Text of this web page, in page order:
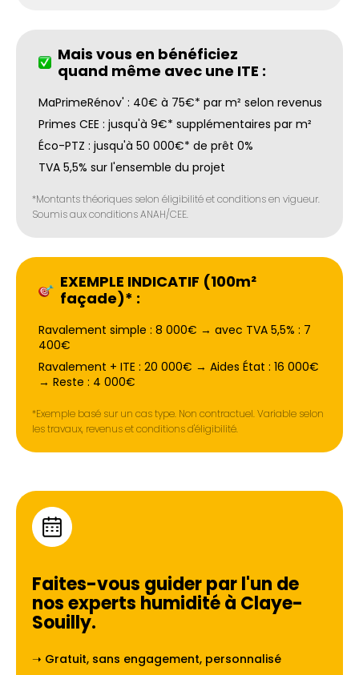
Mais vous en bénéficiez
quand même avec une ITE :
MaPrimeRénov' : 40€ à 75€* par m² selon revenus
Primes CEE : jusqu'à 9€* supplémentaires par m²
Éco-PTZ : jusqu'à 50 000€* de prêt 0%
TVA 5,5% sur l'ensemble du projet
*Montants théoriques selon éligibilité et conditions en vigueur.
Soumis aux conditions ANAH/CEE.
EXEMPLE INDICATIF (100m²
façade)* :
Ravalement simple : 8 000€ → avec TVA 5,5% : 7
400€
Ravalement + ITE : 20 000€ → Aides État : 16 000€
→ Reste : 4 000€
*Exemple basé sur un cas type. Non contractuel. Variable selon
les travaux, revenus et conditions d'éligibilité.
Faites-vous guider par l'un de
nos experts humidité à Claye-
Souilly.
➝ Gratuit, sans engagement, personnalisé